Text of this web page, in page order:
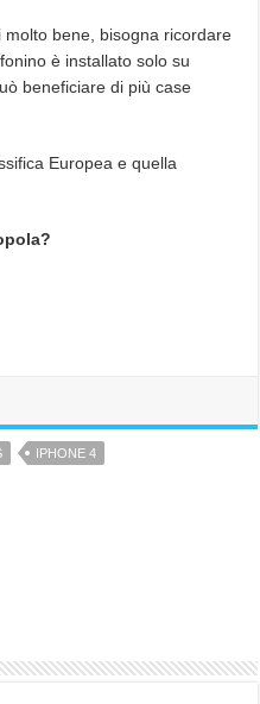
molto bene, bisogna ricordare
è installato solo su
beneficiare di più case
Europea e quella
IPHONE 4